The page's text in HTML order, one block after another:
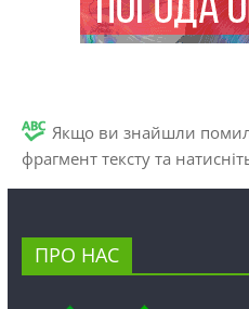
Якщо ви знайшли
фрагмент тексту та
ПРО НАС